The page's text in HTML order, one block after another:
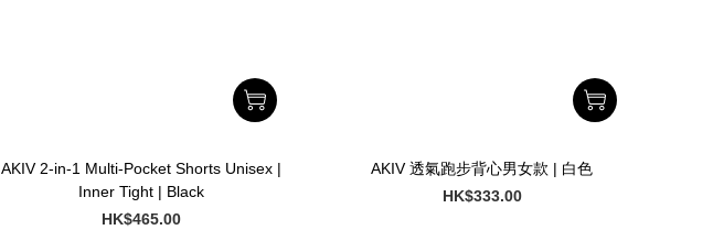
AKIV 2-in-1 Multi-Pocket Shorts Unisex |
Inner Tight | Black
HK$465.00
AKIV 透氣跑步背心男女款 | 白色
HK$333.00